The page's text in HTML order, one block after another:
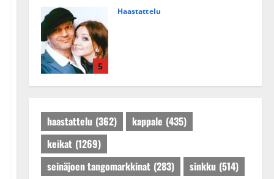
5
Haastattelu
Tanssiin.fi
Julkaistu: 27.4.2025 |
haastattelu (362) kappale (435)
keikat (1269)
seinäjoen tangomarkkinat (283) sinkku (514)